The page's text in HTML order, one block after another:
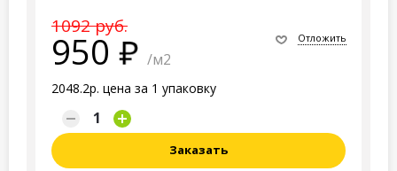
1092 руб.
950 /м2
2048.2р. цена за 1 упаковку
Отложить
Заказать